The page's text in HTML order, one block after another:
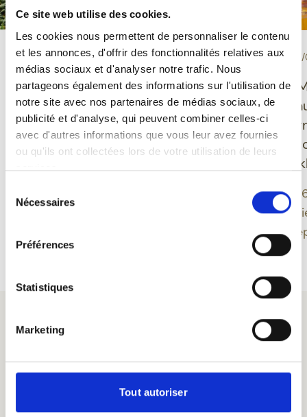
Ce site web utilise des cookies.
Les cookies nous permettent de personnaliser le contenu
et les annonces, d'offrir des fonctionnalités relatives aux
médias sociaux et d'analyser notre trafic. Nous
partageons également des informations sur l'utilisation de
notre site avec nos partenaires de médias sociaux, de
publicité et d'analyse, qui peuvent combiner celles-ci
avec d'autres informations que vous leur avez fournies
ou qu'ils ont collectées lors de votre utilisation de leurs
services.
Nécessaires
Préférences
Statistiques
Marketing
Tout autoriser
PROEVERIJ-10/06/2026
Grisette Bio glutenvrij:
een Belgisch bier dat
plezier, evenwicht en
moderniteit verenigt
Grisette biedt een
Belgisch bier door
integreren in een
verankerd is in een
brouwkennis.
EVENEMENT-
Ducasse de
Feuillien
nieuwe
geïnspireerd
Montoise
Een editie
band tussen
erfgoed